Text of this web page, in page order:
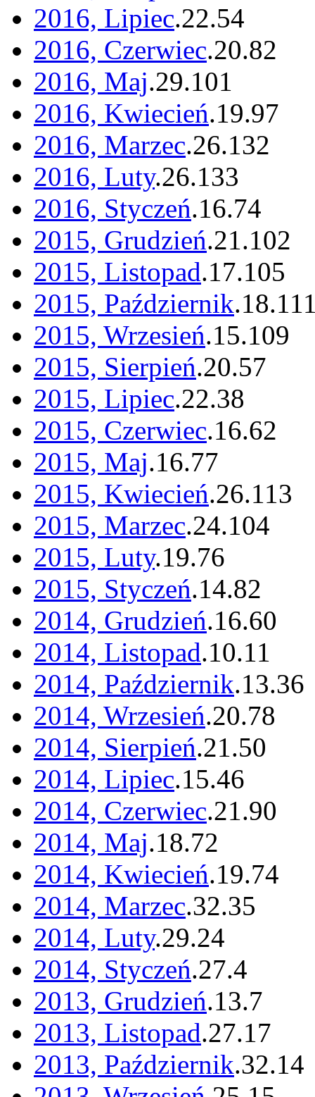
2016, Lipiec.22.54
2016, Czerwiec.20.82
2016, Maj.29.101
2016, Kwiecień.19.97
2016, Marzec.26.132
2016, Luty.26.133
2016, Styczeń.16.74
2015, Grudzień.21.102
2015, Listopad.17.105
2015, Październik.18.
2015, Wrzesień.15.109
2015, Sierpień.20.57
2015, Lipiec.22.38
2015, Czerwiec.16.62
2015, Maj.16.77
2015, Kwiecień.26.113
2015, Marzec.24.104
2015, Luty.19.76
2015, Styczeń.14.82
2014, Grudzień.16.60
2014, Listopad.10.11
2014, Październik.13.36
2014, Wrzesień.20.78
2014, Sierpień.21.50
2014, Lipiec.15.46
2014, Czerwiec.21.90
2014, Maj.18.72
2014, Kwiecień.19.74
2014, Marzec.32.35
2014, Luty.29.24
2014, Styczeń.27.4
2013, Grudzień.13.7
2013, Listopad.27.17
2013, Październik.32.14